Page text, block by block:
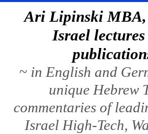
Ari Lipinski
Israel
~ in English and
unique Hebrew
commentaries of
Israel High-Tech,